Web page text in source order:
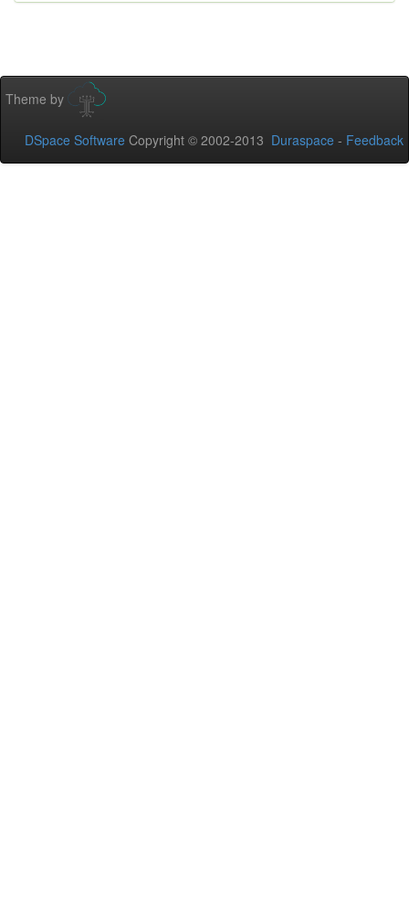
Theme by
DSpace Software Copyright © 2002-2013 Duraspace - Feedback